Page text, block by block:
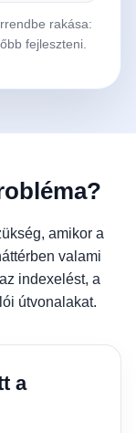
rakása:
fejleszteni.
amikor a
valami
indexelést, a
útvonalakat.
a